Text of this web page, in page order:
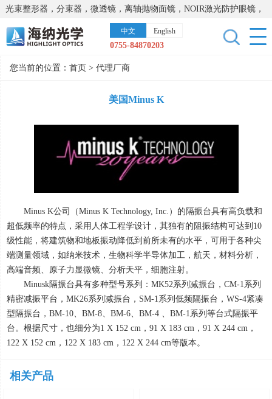
光束整形器，分束器，微透镜，离轴抛物面镜，NOIR激光防护眼镜，
太阳能模拟器，显微镜载物台，激光器，光谱仪，红外热像仪，激光
晶体
中文 English
0755-84870203
您当前的位置： 首页 > 代理厂商
美国Minus K
Minus K公司（Minus K Technology, Inc. ）的隔振台具有高负载和
超低频率的特点，采用人体工程学设计，其独有的阻振结构可达到 10
级性能，将建筑物和地板振动降低到前所未有的水平，可用于各种尖
端测量领域，如纳米技术，生物科学半导体加工，航天，材料分析，
高端音频、原子力显微镜、分析天平，细胞注射。
Minusk隔振台具有多种型号系列： MK52系列减振台， CM-1系列
精密减振平台， MK26系列减振台， SM-1系列低频隔振台， WS-4紧凑
型隔振台， BM-10、 BM-8、 BM-6、 BM-4 、 BM-1系列等台式隔振平
台。根据尺寸，也细分为1 X 152 cm ， 91 X 183 cm ， 91 X 244 cm ，
122 X 152 cm ， 122 X 183 cm ， 122 X 244 cm等版本。
相关产品